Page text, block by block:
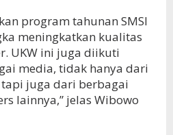
program tahunan SMSI
meningkatkan kualitas
UKW ini juga diikuti
media, tidak hanya dari
tapi juga dari berbagai
lainnya,” jelas Wibowo